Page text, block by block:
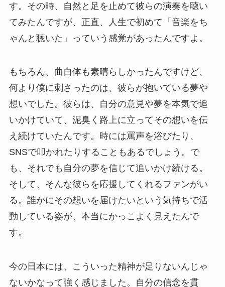
す。その時、自然と足を止めて彼らの演奏を聴い
てみたんですが、正直、人生で初めて「音楽をち
ゃんと聴いた」っていう感覚があったんですよ。
もちろん、曲自体も素晴らしかったんですけど、
何より僕に刺さったのは、彼らが抱いている夢や
想いでした。彼らは、自分の意見や夢を本気で追
いかけていて、泥臭く路上に立ってその想いを伝
え続けていたんです。時には罵声を浴びたり、
SNSで叩かれたりすることもあるでしょう。で
も、それでも自分の夢を信じて追いかけ続ける。
そして、そんな彼らを応援してくれるファンがい
る。誰かにその想いを届けたいという気持ちで活
動している姿が、本当にかっこよく見えたんで
す。
今の日本には、こういった精神が足りないんじゃ
ないかなって強く感じました。自分の信念を貫